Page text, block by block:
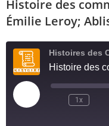
RSS FEED
SHARE
EMBED
Histoire des
Émilie Leroy;
Histoires des
1x